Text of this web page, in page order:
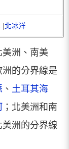
|北冰洋
洲、南美
的分界線是
、 土耳其海
；北美洲和南
美洲的分界線